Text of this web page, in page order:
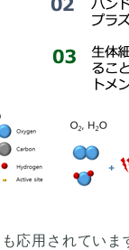
応用されていま